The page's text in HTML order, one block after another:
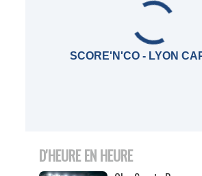
SCORE'N'CO - LYON
D'HEURE EN HEURE